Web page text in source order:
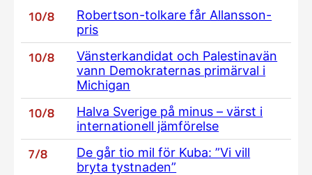
10/8
Robertson-tolkare får Allansson-
pris
10/8
Vänsterkandidat och Palestinavän
vann Demokraternas primärval i
Michigan
10/8
Halva Sverige på minus – värst i
internationell jämförelse
7/8
De går tio mil för Kuba: ”Vi vill
bryta tystnaden”